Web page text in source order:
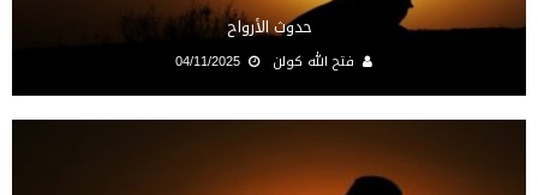
حدوث الأرواح
فتح الله كولن 04/11/2025